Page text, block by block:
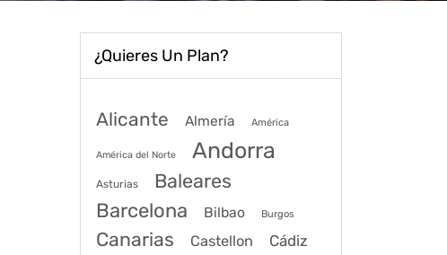
¿Quieres Un Plan?
Alicante Almería América
América del Norte Andorra
Asturias Baleares
Barcelona Bilbao Burgos
Canarias Castellon Cádiz